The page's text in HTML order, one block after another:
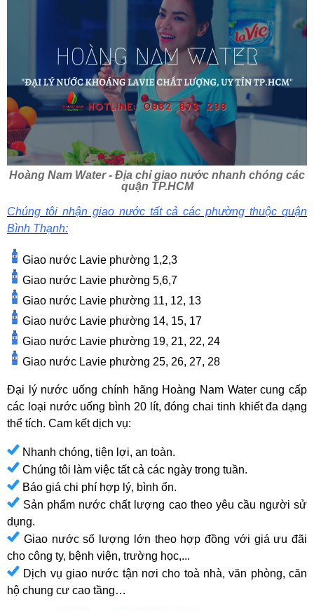
Hoàng Nam Water - Địa chỉ giao nước nhanh chóng các
quận TP.HCM
Chúng tôi nhận giao nước tất cả các phường thuộc quận
Bình Thạnh:
Giao nước Lavie phường 1,2,3
Giao nước Lavie phường 5,6,7
Giao nước Lavie phường 11, 12, 13
Giao nước Lavie phường 14, 15, 17
Giao nước Lavie phường 19, 21, 22, 24
Giao nước Lavie phường 25, 26, 27, 28
Đại lý nước uống chính hãng Hoàng Nam Water cung cấp
các loại nước uống bình 20 lít, đóng chai tinh khiết đa dạng
thể tích. Cam kết dịch vụ:
Nhanh chóng, tiện lợi, an toàn.
Chúng tôi làm việc tất cả các ngày trong tuần.
Báo giá chi phí hợp lý, bình ổn.
Sản phẩm nước chất lượng cao theo yêu cầu người sử
dụng.
Giao nước số lượng lớn theo hợp đồng với giá ưu đãi
cho công ty, bệnh viện, trường học,...
Dịch vụ giao nước tận nơi cho toà nhà, văn phòng, căn
hộ chung cư cao tầng…